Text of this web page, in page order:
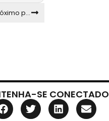
Próximo post
SE CONECTADO